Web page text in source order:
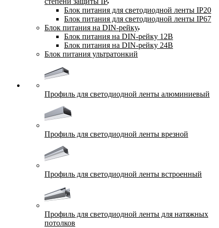
Блок питания для светодиодной ленты IP20
Блок питания для светодиодной ленты IP67
Блок питания на DIN-рейку
Блок питания на DIN-рейку 12В
Блок питания на DIN-рейку 24В
Блок питания ультратонкий
Профиль для светодиодной ленты алюминиевый
Профиль для светодиодной ленты врезной
Профиль для светодиодной ленты встроенный
Профиль для светодиодной ленты для натяжных
потолков